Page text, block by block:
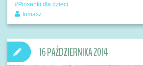
Piosenki dla dzieci
tomasz
16 PAŹDZIERNIKA 2014